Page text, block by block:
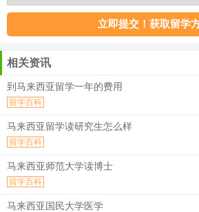
相关资讯
到马来西亚留学一年的费用
留学百科
马来西亚留学读研究生怎么样
留学百科
马来西亚师范大学读博士
留学百科
马来西亚国民大学医学